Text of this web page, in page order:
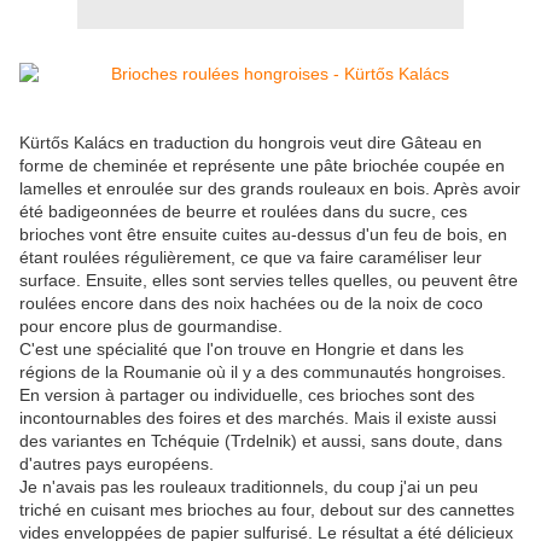
Kürtős Kalács en traduction du hongrois veut dire Gâteau en
forme de cheminée et représente une pâte briochée coupée en
lamelles et enroulée sur des grands rouleaux en bois. Après avoir
été badigeonnées de beurre et roulées dans du sucre, ces
brioches vont être ensuite cuites au-dessus d'un feu de bois, en
étant roulées régulièrement, ce que va faire caraméliser leur
surface. Ensuite, elles sont servies telles quelles, ou peuvent être
roulées encore dans des noix hachées ou de la noix de coco
pour encore plus de gourmandise.
C'est une spécialité que l'on trouve en Hongrie et dans les
régions de la Roumanie où il y a des communautés hongroises.
En version à partager ou individuelle, ces brioches sont des
incontournables des foires et des marchés. Mais il existe aussi
des variantes en Tchéquie (Trdelnik) et aussi, sans doute, dans
d'autres pays européens.
Je n'avais pas les rouleaux traditionnels, du coup j'ai un peu
triché en cuisant mes brioches au four, debout sur des cannettes
vides enveloppées de papier sulfurisé. Le résultat a été délicieux